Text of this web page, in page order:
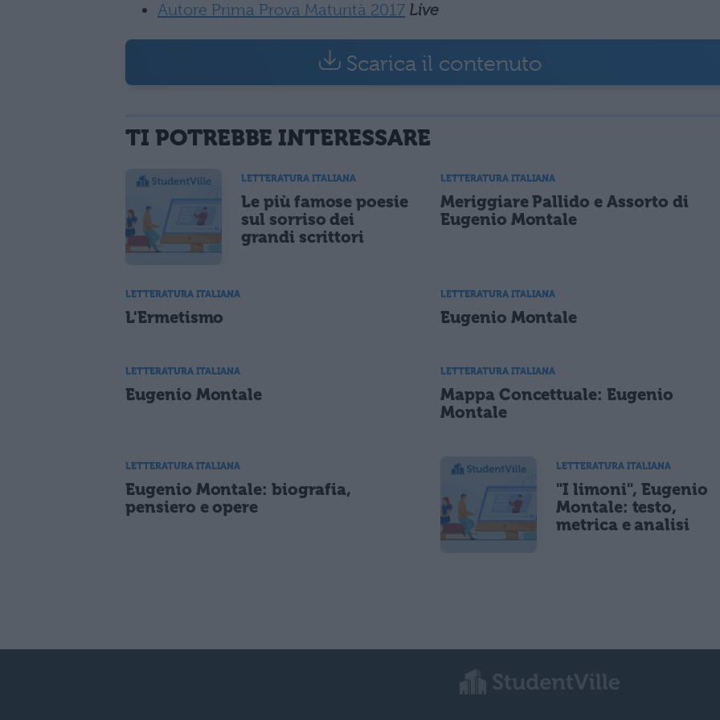
Autore Prima Prova Maturità 2017 Live
Scarica il contenuto
TI POTREBBE INTERESSARE
LETTERATURA ITALIANA
Le più famose poesie
sul sorriso dei
grandi scrittori
LETTERATURA ITALIANA
Meriggiare Pallido e Assorto di
Eugenio Montale
LETTERATURA ITALIANA
L'Ermetismo
LETTERATURA ITALIANA
Eugenio Montale
LETTERATURA ITALIANA
Eugenio Montale
LETTERATURA ITALIANA
Mappa Concettuale: Eugenio
Montale
LETTERATURA ITALIANA
Eugenio Montale: biografia,
pensiero e opere
LETTERATURA ITALIANA
"I limoni", Eugenio
Montale: testo,
metrica e analisi